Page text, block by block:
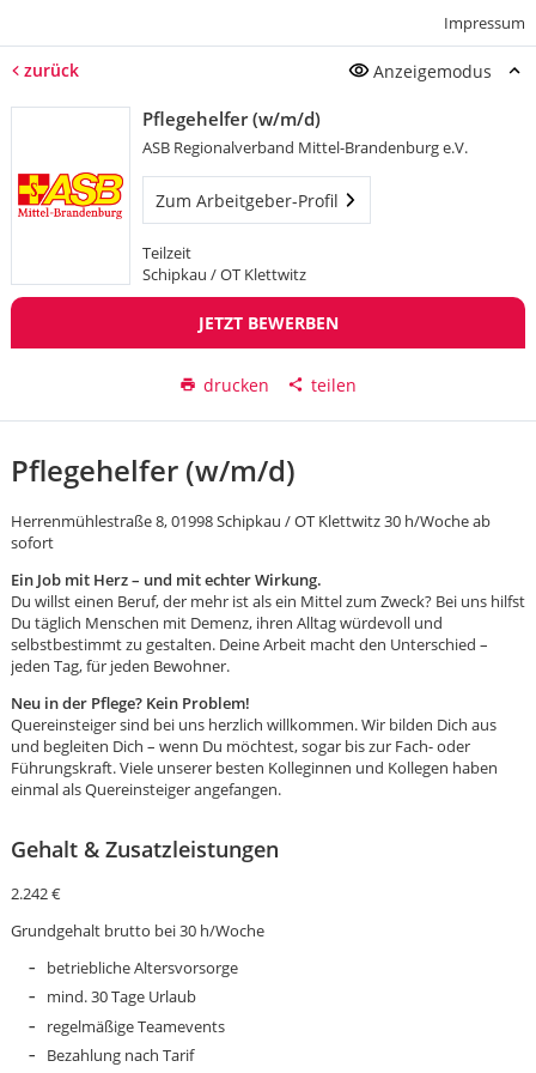
Impressum
zurück Anzeigemodus
Pflegehelfer (w/m/d)
ASB Regionalverband Mittel-Brandenburg e.V.
Zum Arbeitgeber-Profil
Teilzeit
Schipkau / OT Klettwitz
JETZT BEWERBEN
drucken teilen
Pflegehelfer (w/m/d)
Herrenmühlestraße 8, 01998 Schipkau / OT Klettwitz 30 h/Woche ab
sofort
Ein Job mit Herz – und mit echter Wirkung.
Du willst einen Beruf, der mehr ist als ein Mittel zum Zweck? Bei uns hilfst
Du täglich Menschen mit Demenz, ihren Alltag würdevoll und
selbstbestimmt zu gestalten. Deine Arbeit macht den Unterschied –
jeden Tag, für jeden Bewohner.
Neu in der Pflege? Kein Problem!
Quereinsteiger sind bei uns herzlich willkommen. Wir bilden Dich aus
und begleiten Dich – wenn Du möchtest, sogar bis zur Fach- oder
Führungskraft. Viele unserer besten Kolleginnen und Kollegen haben
einmal als Quereinsteiger angefangen.
Gehalt & Zusatzleistungen
2.242 €
Grundgehalt brutto bei 30 h/Woche
betriebliche Altersvorsorge
mind. 30 Tage Urlaub
regelmäßige Teamevents
Bezahlung nach Tarif